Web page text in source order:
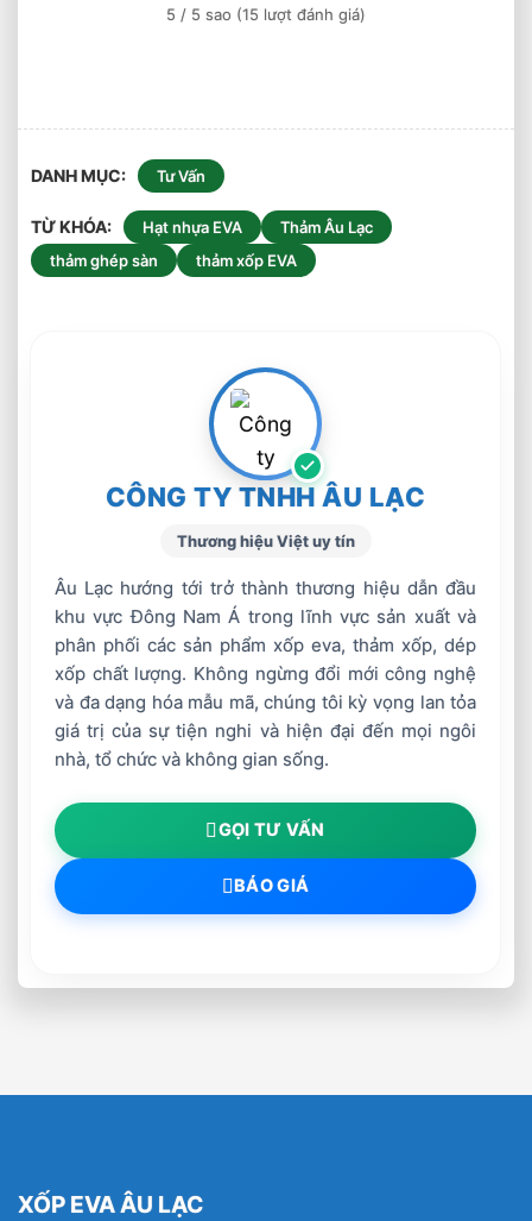
5 / 5 sao (15 lượt đánh giá)
DANH MỤC Tư Vấn
TỪ KHÓA Hạt nhựa EVA
Thảm Âu Lạc
thảm ghép sàn
thảm xốp EVA
CÔNG TY TNHH ÂU LẠC
Thương hiệu Việt uy tín
Âu Lạc hướng tới trở thành thương hiệu dẫn đầu
khu vực Đông Nam Á trong lĩnh vực sản xuất và
phân phối các sản phẩm xốp eva, thảm xốp, dép
xốp chất lượng. Không ngừng đổi mới công nghệ
và đa dạng hóa mẫu mã, chúng tôi kỳ vọng lan tỏa
giá trị của sự tiện nghi và hiện đại đến mọi ngôi
nhà, tổ chức và không gian sống.
GỌI TƯ VẤN
BÁO GIÁ
XỐP EVA ÂU LẠC